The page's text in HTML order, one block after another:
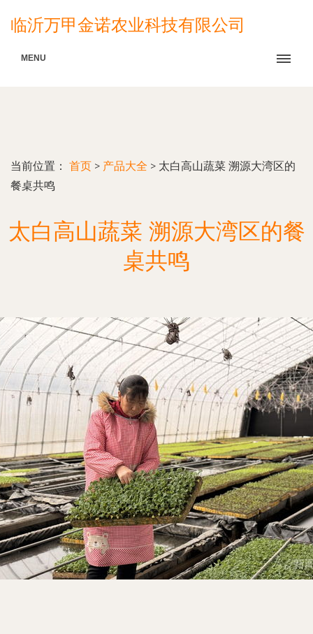
临沂万甲金诺农业科技有限公司
MENU
当前位置： 首页 > 产品大全 > 太白高山蔬菜 溯源大湾区的
餐桌共鸣
太白高山蔬菜 溯源大湾区的餐
桌共鸣